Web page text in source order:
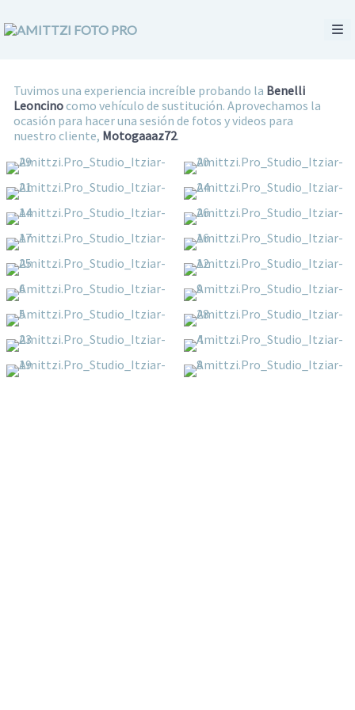
Tuvimos una experiencia increíble probando la Benelli
Leoncinocomo vehículo de sustitución. Aprovechamos la
ocasión para hacer una sesión de fotos y videos para
nuestro cliente, Motogaaaz72.